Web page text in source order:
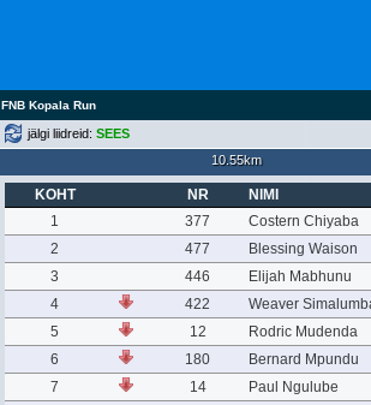
FNB Kopala Run
jälgi liidreid: SEES
10.55km
KOHT NR NIMI
1
377 Costern Chiyaba
2
477 Blessing Waison
3
446 Elijah Mabhunu
4
422 Weaver
5
12 Rodric Mudenda
6
180 Bernard Mpundu
7
14 Paul Ngulube